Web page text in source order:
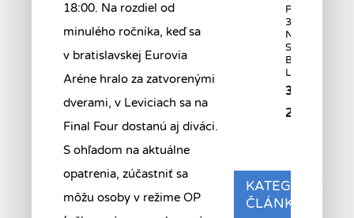
18:00. Na rozdiel od
minulého ročníka, keď sa
v bratislavskej Eurovia
Aréne hralo za zatvorenými
dverami, v Leviciach sa na
Final Four dostanú aj diváci.
S ohľadom na aktuálne
opatrenia, zúčastniť sa
môžu osoby v režime OP
PRED
31. ROČNÍKA
NIKÉ
SLOVENSKEJ
LIGY
30.
2022
KATEGÓRIE
ČLÁNKOV